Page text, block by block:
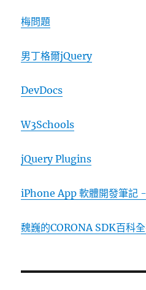
梅問題
男丁格爾jQuery
DevDocs
W3Schools
jQuery Plugins
iPhone App 軟體開發筆記
魏巍的CORONA SDK百科